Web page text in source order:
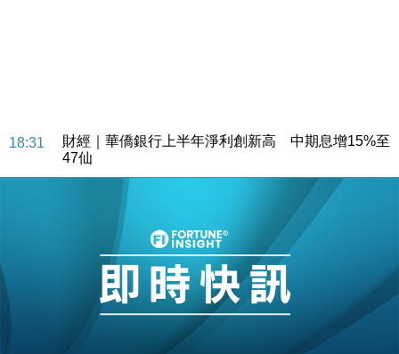
18:31
財經｜華僑銀行上半年淨利創新高 中期息增15%至
47仙
財經｜滙豐上調香港今年GDP預測至4.5% 看好貿易
及消費表現
本地｜假冒內地執法人員要求交「保證金」 43歲女子
損失近6900萬元
財經｜日經失守6.5萬點後回穩 全周仍升近2%
15:47
財經｜恒隆10月換帥 玩具「反」斗城亞洲CEO蔡德